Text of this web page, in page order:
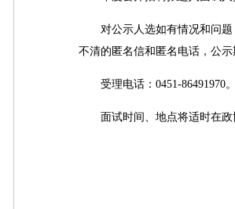
对公示人选如有情况和问题
不清的匿名信和匿名电话，公示
受理电话：0451-86491970。
面试时间、地点将适时在政